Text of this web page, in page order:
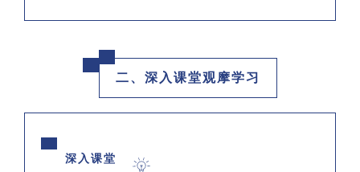
二、深入课堂观摩学习
深入课堂